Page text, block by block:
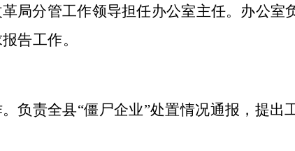
革局分管工作领导担任办公室主任。办公室
告工作。
。负责全县“僵尸企业”处置情况通报 ，提出